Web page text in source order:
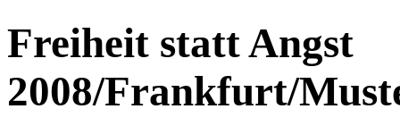
Freiheit statt Angst
2008/Frankfurt/